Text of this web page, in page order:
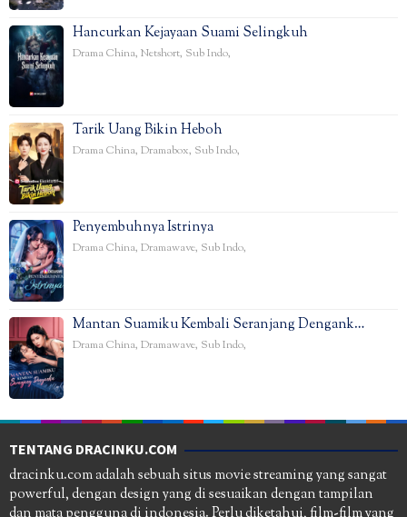
Hancurkan Kejayaan Suami Selingkuh
Drama China, Netshort, Sub Indo,
Tarik Uang Bikin Heboh
Drama China, Dramabox, Sub Indo,
Penyembuhnya Istrinya
Drama China, Dramawave, Sub Indo,
Mantan Suamiku Kembali Seranjang Dengank…
Drama China, Dramawave, Sub Indo,
TENTANG DRACINKU.COM
dracinku.com adalah sebuah situs movie streaming yang sangat
powerful, dengan design yang di sesuaikan dengan tampilan